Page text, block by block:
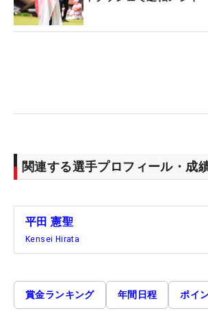
関連する選手プロフィール・成
平田 憲聖
Kensei Hirata
賞金ランキング 年間日程 ポイ